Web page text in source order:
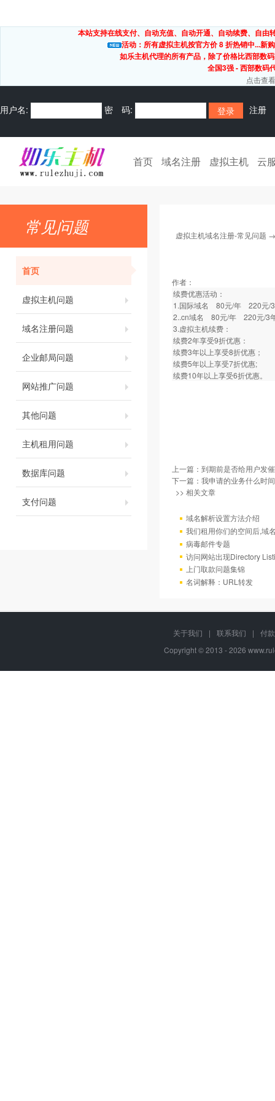
本站支持在线支付、自动充值、自动开通、自动续费、自
活动：所有虚拟主机按官方价 8 折热销中...新
如乐主机代理的所有产品，除了价格比西部数
全国3强 - 西部数
点击查
用户名: 密 码: 注册
首页 域名注册 虚拟主机 云
常见问题
首页
虚拟主机问题
域名注册问题
企业邮局问题
网站推广问题
其他问题
主机租用问题
数据库问题
支付问题
虚拟主机域名注册-常见问题
作者：
续费优惠活动：
1.国际域名 80元/年 220元/
2..cn域名 80元/年 220元/3
3.虚拟主机续费：
续费2年享受9折优惠：
续费3年以上享受8折优惠；
续费5年以上享受7折优惠;
续费10年以上享受6折优惠。
上一篇： 到期前是否给用户发
下一篇： 我申请的业务什么时
>> 相关文章
域名解析设置方法介绍
我们租用你们的空间后,域
病毒邮件专题
访问网站出现Directory
上门取款问题集锦
名词解释：URL转发
关于我们 | 联系我们 |
付
Copyright © 2013 - 2026